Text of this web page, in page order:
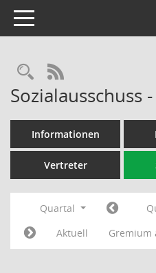
Toggle navigation
RSS-Feed
Sozialausschuss
Informationen
Vertreter
Quartal
Aktuell
Gremium